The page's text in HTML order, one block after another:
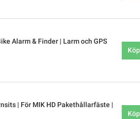
Alarm & Finder | Larm och GPS
| För MIK HD Pakethållarfäste |